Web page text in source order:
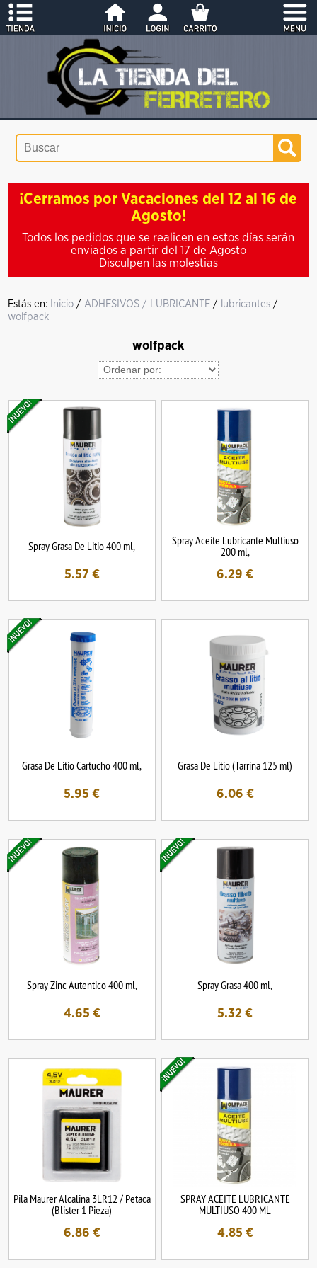
¡Cerramos por Vacaciones del 12 al 16 de
Agosto!
Todos los pedidos que se realicen en estos días serán
enviados a partir del 17 de Agosto
Disculpen las molestias
Estás en: Inicio / ADHESIVOS / LUBRICANTE / lubricantes /
wolfpack
wolfpack
Spray Grasa De Litio 400 ml,
5.57 €
Spray Aceite Lubricante Multiuso
200 ml,
6.29 €
Grasa De Litio Cartucho 400 ml,
5.95 €
Grasa De Litio (Tarrina 125 ml)
6.06 €
Spray Zinc Autentico 400 ml,
4.65 €
Spray Grasa 400 ml,
5.32 €
Pila Maurer Alcalina 3LR12 / Petaca
(Blister 1 Pieza)
6.86 €
SPRAY ACEITE LUBRICANTE
MULTIUSO 400 ML
4.85 €